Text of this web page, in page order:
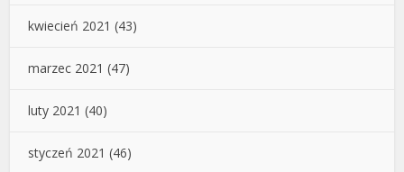
kwiecień 2021 (43)
marzec 2021 (47)
luty 2021 (40)
styczeń 2021 (46)